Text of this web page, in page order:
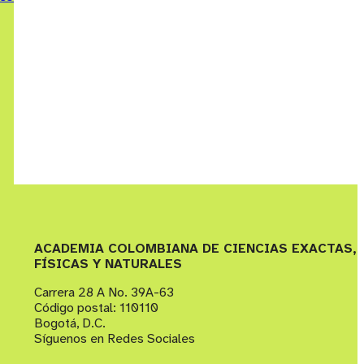
ACADEMIA COLOMBIANA DE CIENCIAS EXACTAS,
FÍSICAS Y NATURALES
Carrera 28 A No. 39A-63
Código postal: 110110
Bogotá, D.C.
Síguenos en Redes Sociales